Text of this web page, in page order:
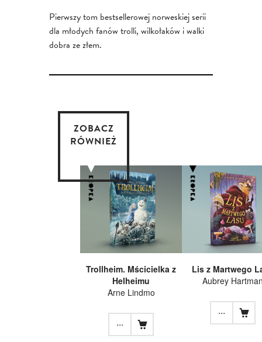
Pierwszy tom bestsellerowej norweskiej serii
dla młodych fanów trolli, wilkołaków i walki
dobra ze złem.
ZOBACZ
RÓWNIEŻ
Trollheim. Mścicielka z
Helheimu
Arne Lindmo
...
Lis z Martwego
Aubrey
...